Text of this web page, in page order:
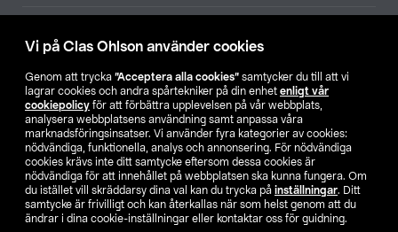
Vi på Clas Ohlson använder cookies
Genom att trycka ”Acceptera alla cookies” samtycker du till att vi
lagrar cookies och andra spårtekniker på din enhet enligt vår
cookiepolicy för att förbättra upplevelsen på vår webbplats,
analysera webbplatsens användning samt anpassa våra
marknadsföringsinsatser. Vi använder fyra kategorier av cookies:
nödvändiga, funktionella, analys och annonsering. För nödvändiga
cookies krävs inte ditt samtycke eftersom dessa cookies är
nödvändiga för att innehållet på webbplatsen ska kunna fungera. Om
du istället vill skräddarsy dina val kan du trycka på inställningar. Ditt
samtycke är frivilligt och kan återkallas när som helst genom att du
ändrar i dina cookie-inställningar eller kontaktar oss för guidning.
Hitta butik
SE NO FI